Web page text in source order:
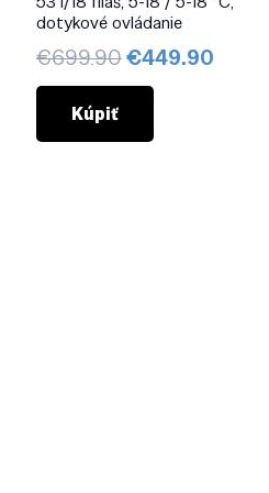
dotykové ovládanie
€699.90Pôvodná
cena
€699.90.
€449.90
Kúpiť